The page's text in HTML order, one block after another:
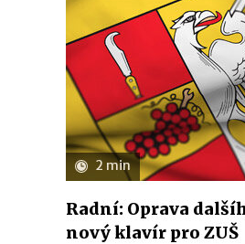
2 min
Radní: Oprava
nový klavír pro ZUŠ